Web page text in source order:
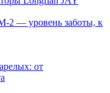
— уровень заботы, к
от